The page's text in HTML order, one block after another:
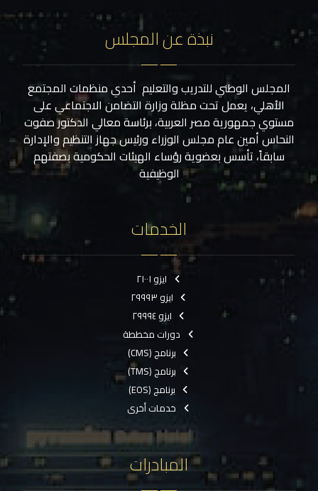
نبذة عن المجلس
المجلس الوطني للتدريب والتعليم أحدي منظمات المجتمع
الأهلي، يعمل تحت مظلة وزارة التضامن الاجتماعي على
مستوي جمهورية مصر العربية، برئاسة معالي الدكتور صفوت
النحاس أمين عام مجلس الوزراء ورئيس جهاز التنظيم والإدارة
سابقاً، تأسس بعضوية رؤساء الهيئات الحكومية بصفتهم
الوظيفية
الخدمات
ايزو ٢١٠٠١
ايزو ٢٩٩٩٣
ايزو ٢٩٩٩٤
دورات مخططة
برنامج (CMS)
برنامج (TMS)
برنامج (EOS)
خدمات أخرى
المبادرات